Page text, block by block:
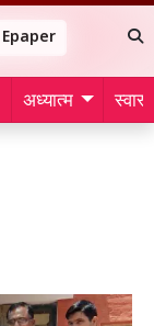
Epaper
अध्यात्म